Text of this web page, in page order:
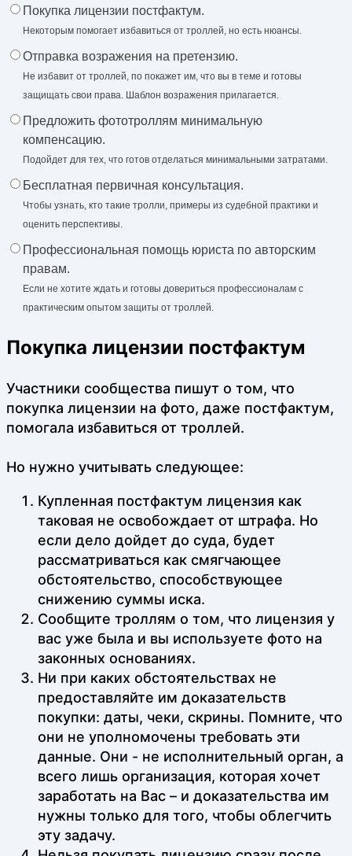
Покупка лицензии постфактум.
Некоторым помогает избавиться от троллей, но есть нюансы.
Отправка возражения на претензию.
Не избавит от троллей, по покажет им, что вы в теме и готовы
защищать свои права. Шаблон возражения прилагается.
Предложить фототроллям минимальную
компенсацию.
Подойдет для тех, что готов отделаться минимальными затратами.
Бесплатная первичная консультация.
Чтобы узнать, кто такие тролли, примеры из судебной практики и
оценить перспективы.
Профессиональная помощь юриста по авторским
правам.
Если не хотите ждать и готовы довериться профессионалам с
практическим опытом защиты от троллей.
Покупка лицензии постфактум
Участники сообщества пишут о том, что
покупка лицензии на фото, даже постфактум,
помогала избавиться от троллей.
Но нужно учитывать следующее:
Купленная постфактум лицензия как
таковая не освобождает от штрафа. Но
если дело дойдет до суда, будет
рассматриваться как смягчающее
обстоятельство, способствующее
снижению суммы иска.
Сообщите троллям о том, что лицензия у
вас уже была и вы используете фото на
законных основаниях.
Ни при каких обстоятельствах не
предоставляйте им доказательств
покупки: даты, чеки, скрины. Помните, что
они не уполномочены требовать эти
данные. Они - не исполнительный орган, а
всего лишь организация, которая хочет
заработать на Вас – и доказательства им
нужны только для того, чтобы облегчить
эту задачу.